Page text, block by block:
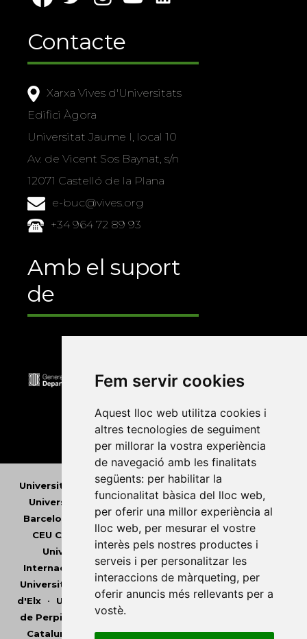
Fem servir cookies
Aquest lloc web utilitza cookies i
altres tecnologies de seguiment
per millorar la vostra experiència
de navegació amb les finalitats
següents: per habilitar la
funcionalitat bàsica del lloc web,
per oferir una millor experiència al
lloc web, per mesurar el vostre
interès pels nostres productes i
serveis i per personalitzar les
interaccions de màrqueting, per
oferir anuncis més rellevants per a
vostè.
Contacte
Xarxa Vives d'Universitats
Edifici Àgora
Universitat Jaume I, local 10
Av. de Vicent Sos Baynat, s/n
12071 Castelló de la Plana
e-buc@vives.org
+34 964 72 89 93
Amb el suport
de
Universitat Abat Oliba CEU•Universitat d'Alacant
Universitat d'Andorra•Universitat Autònoma de
Barcelona
Universitat de Barcelona• Universitat
CEU Cardenal Herrera•Universitat de Girona
Universitat de les Illes Balears• Universitat
Internacional de Catalunya •Universitat Jaume I
Universitat de Lleida•Universitat Miguel Hernández
d'Elx• Universitat Oberta de Catalunya •Universitat
de Perpinyà Via Domitia
Catalunya
Universitat Politècnica de València•